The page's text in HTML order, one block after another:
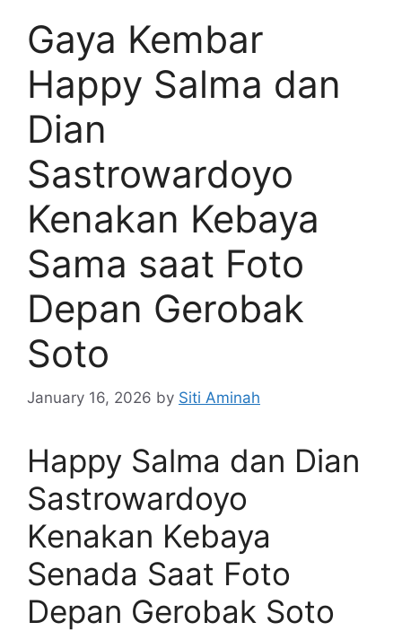
Gaya Kembar
Happy Salma dan
Dian
Sastrowardoyo
Kenakan Kebaya
Sama saat Foto
Depan Gerobak
Soto
January 16, 2026 by Siti Aminah
Happy Salma dan Dian
Sastrowardoyo
Kenakan Kebaya
Senada Saat Foto
Depan Gerobak Soto